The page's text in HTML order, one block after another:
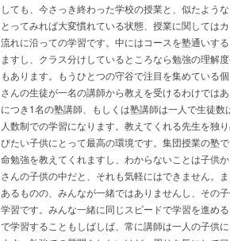
しても、今さっき終わった学校の授業と、似たよう
とってみれば大変慣れている状態、授業に関しては
流れに沿っての学習です。中にはコースを塾通いす
ますし、クラス分けしているところなら勉強の理解
もあります。もうひとつの守谷で注目を集めている
さんの生徒が一名の講師から教えを受けるわけでは
につき1名の塾講師、もしくは塾講師は一人で生徒
人数制での学習になります。教えてくれる先生を独
びたい子供にとって最高の環境です。集団授業の塾
命勉強を教えてくれますし、わからないことは子供
さんの子供の中だと、それも気軽にはできません。
あるものの、みんなが一緒ではありませんし、その
学習です。みんな一緒に同じスピードで学習を進め
で学習することもしばしば、常に講師は一人の子供